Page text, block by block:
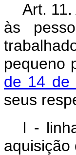
Art.
às
pequeno
de 14 de
seus
I -
aquisição